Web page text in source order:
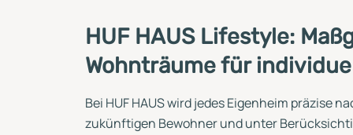
HUF HAUS Lifestyle:
Wohnträume für
Bei HUF HAUS wird jedes Eigenheim präzise
zukünftigen Bewohner und unter